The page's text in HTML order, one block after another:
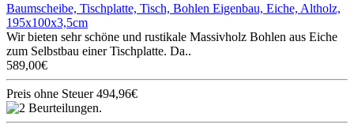
Baumscheibe, Tischplatte, Tisch, Bohlen Eigenbau, Eiche, Altholz,
195x100x3,5cm
Wir bieten sehr schöne und rustikale Massivholz Bohlen aus Eiche
zum Selbstbau einer Tischplatte. Da..
589,00€
Preis ohne Steuer 494,96€